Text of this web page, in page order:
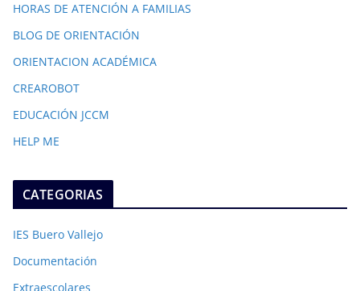
HORAS DE ATENCIÓN A FAMILIAS
BLOG DE ORIENTACIÓN
ORIENTACION ACADÉMICA
CREAROBOT
EDUCACIÓN JCCM
HELP ME
CATEGORIAS
IES Buero Vallejo
Documentación
Extraescolares